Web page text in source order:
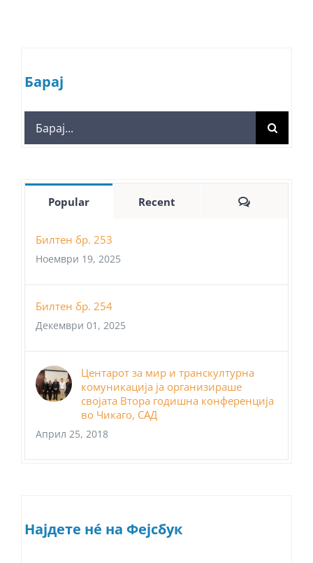
Барај
Search
for:
Popular Recent Comments
Билтен бр. 253
Ноември 19, 2025
Билтен бр. 254
Декември 01, 2025
Центарот за мир и транскултурна
комуникација ја организираше
својата Втора годишна конференција
во Чикаго, САД
Април 25, 2018
Најдете нé на Фејсбук